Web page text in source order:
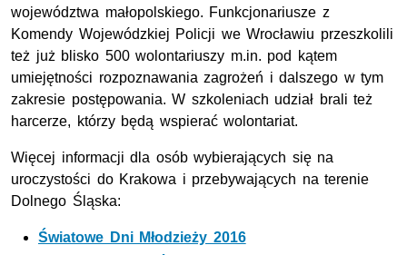
województwa małopolskiego. Funkcjonariusze z
Komendy Wojewódzkiej Policji we Wrocławiu przeszkolili
też już blisko 500 wolontariuszy m.in. pod kątem
umiejętności rozpoznawania zagrożeń i dalszego w tym
zakresie postępowania. W szkoleniach udział brali też
harcerze, którzy będą wspierać wolontariat.
Więcej informacji dla osób wybierających się na
uroczystości do Krakowa i przebywających na terenie
Dolnego Śląska:
Światowe Dni Młodzieży 2016